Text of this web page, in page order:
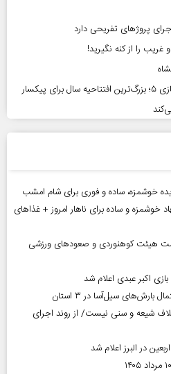
پروژهای تفریحی دارد
را از کنه نگیرید!
درست کنم؟ | ۲۰ پیشنهاد خوشمزه و ساده برای ناهار امروز + غذاهای
هیئت کوهنوردی و صعودهای ورزشی
اکبر عبدی اعلام شد
شیعه و سنی نیست/ از روند اجرای
در البرز اعلام شد